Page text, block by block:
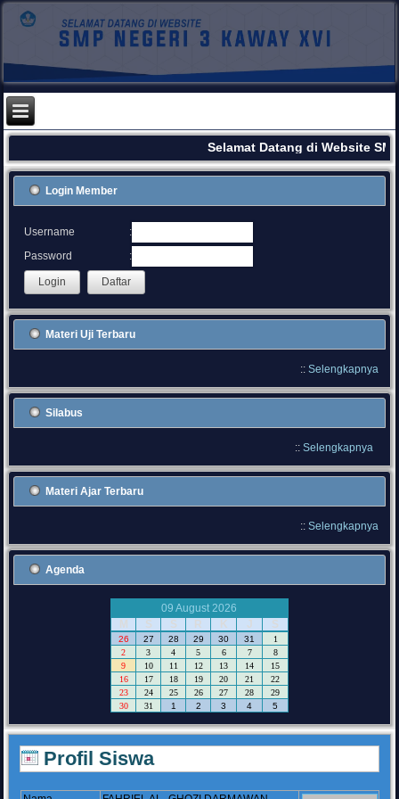
Selamat Datang di Website
Login Member
Username
:
Password
:
Materi Uji Terbaru
:: Selengkapnya
Silabus
:: Selengkapnya
Materi Ajar Terbaru
:: Selengkapnya
Agenda
09 August 2026
M
S S R K J S
26 27 28 29 30 31
1
2
3 4 5 6 7
8
9
10 11 12 13 14
15
16
17 18 19 20 21
22
23
24 25 26 27 28
29
30
31 1 2 3 4 5
Profil Siswa